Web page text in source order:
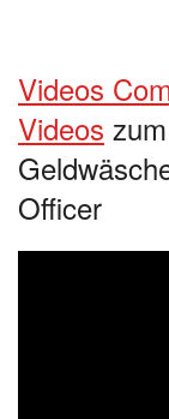
Videos
Videos
Officer